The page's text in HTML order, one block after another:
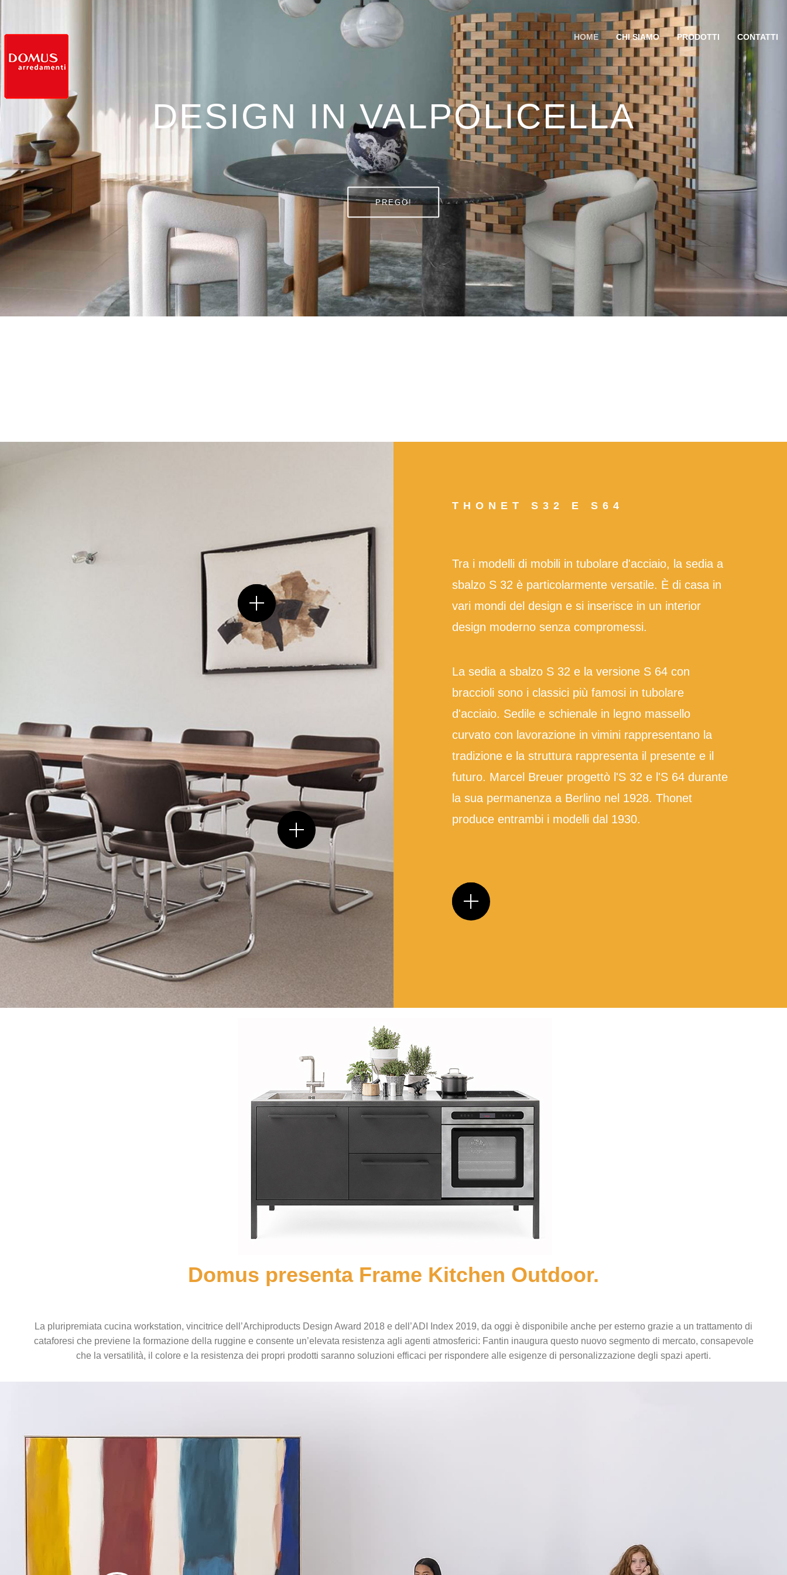
HOME CHI SIAMO PRODOTTI CONTATTI
DESIGN IN VALPOLICELLA
PREGO!
THONET S32 E S64
Tra i modelli di mobili in tubolare d'acciaio, la sedia a
sbalzo S 32 è particolarmente versatile. È di casa in
vari mondi del design e si inserisce in un interior
design moderno senza compromessi.
La sedia a sbalzo S 32 e la versione S 64 con
braccioli sono i classici più famosi in tubolare
d'acciaio. Sedile e schienale in legno massello
curvato con lavorazione in vimini rappresentano la
tradizione e la struttura rappresenta il presente e il
futuro. Marcel Breuer progettò l'S 32 e l'S 64 durante
la sua permanenza a Berlino nel 1928. Thonet
produce entrambi i modelli dal 1930.
Domus presenta Frame Kitchen Outdoor.
La pluripremiata cucina workstation, vincitrice dell’Archiproducts Design Award 2018 e dell’ADI Index 2019, da oggi è disponibile anche per esterno grazie a un trattamento di
cataforesi che previene la formazione della ruggine e consente un’elevata resistenza agli agenti atmosferici: Fantin inaugura questo nuovo segmento di mercato, consapevole
che la versatilità, il colore e la resistenza dei propri prodotti saranno soluzioni efficaci per rispondere alle esigenze di personalizzazione degli spazi aperti.